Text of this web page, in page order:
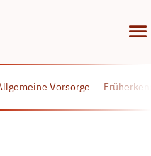
menu
Vorsorge